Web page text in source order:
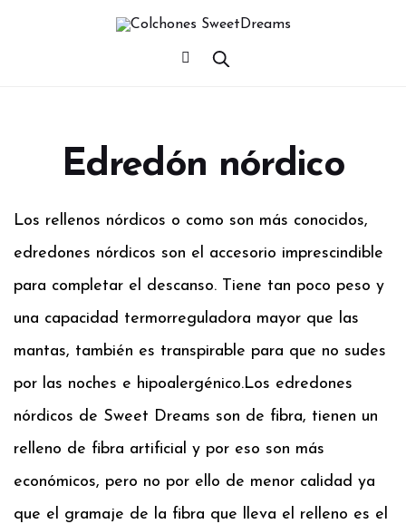
Edredón nórdico
Los rellenos nórdicos o como son más conocidos,
edredones nórdicos son el accesorio imprescindible
para completar el descanso. Tiene tan poco peso y
una capacidad termorreguladora mayor que las
mantas, también es transpirable para que no sudes
por las noches e hipoalergénico.Los edredones
nórdicos de Sweet Dreams son de fibra, tienen un
relleno de fibra artificial y por eso son más
económicos, pero no por ello de menor calidad ya
que el gramaje de la fibra que lleva el relleno es el